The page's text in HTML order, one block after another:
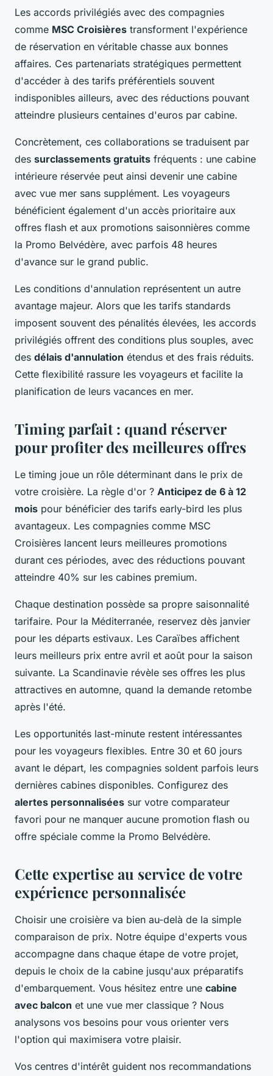
Les accords privilégiés avec des compagnies
comme MSC Croisières transforment l'expérience
de réservation en véritable chasse aux bonnes
affaires. Ces partenariats stratégiques permettent
d'accéder à des tarifs préférentiels souvent
indisponibles ailleurs, avec des réductions pouvant
atteindre plusieurs centaines d'euros par cabine.
Concrètement, ces collaborations se traduisent par
des surclassements gratuits fréquents : une cabine
intérieure réservée peut ainsi devenir une cabine
avec vue mer sans supplément. Les voyageurs
bénéficient également d'un accès prioritaire aux
offres flash et aux promotions saisonnières comme
la Promo Belvédère, avec parfois 48 heures
d'avance sur le grand public.
Les conditions d'annulation représentent un autre
avantage majeur. Alors que les tarifs standards
imposent souvent des pénalités élevées, les accords
privilégiés offrent des conditions plus souples, avec
des délais d'annulation étendus et des frais réduits.
Cette flexibilité rassure les voyageurs et facilite la
planification de leurs vacances en mer.
Timing parfait : quand réserver
pour profiter des meilleures offres
Le timing joue un rôle déterminant dans le prix de
votre croisière. La règle d'or ? Anticipez de 6 à 12
mois pour bénéficier des tarifs early-bird les plus
avantageux. Les compagnies comme MSC
Croisières lancent leurs meilleures promotions
durant ces périodes, avec des réductions pouvant
atteindre 40% sur les cabines premium.
Chaque destination possède sa propre saisonnalité
tarifaire. Pour la Méditerranée, reservez dès janvier
pour les départs estivaux. Les Caraïbes affichent
leurs meilleurs prix entre avril et août pour la saison
suivante. La Scandinavie révèle ses offres les plus
attractives en automne, quand la demande retombe
après l'été.
Les opportunités last-minute restent intéressantes
pour les voyageurs flexibles. Entre 30 et 60 jours
avant le départ, les compagnies soldent parfois leurs
dernières cabines disponibles. Configurez des
alertes personnalisées sur votre comparateur
favori pour ne manquer aucune promotion flash ou
offre spéciale comme la Promo Belvédère.
Cette expertise au service de votre
expérience personnalisée
Choisir une croisière va bien au-delà de la simple
comparaison de prix. Notre équipe d'experts vous
accompagne dans chaque étape de votre projet,
depuis le choix de la cabine jusqu'aux préparatifs
d'embarquement. Vous hésitez entre une cabine
avec balcon et une vue mer classique ? Nous
analysons vos besoins pour vous orienter vers
l'option qui maximisera votre plaisir.
Vos centres d'intérêt guident nos recommandations